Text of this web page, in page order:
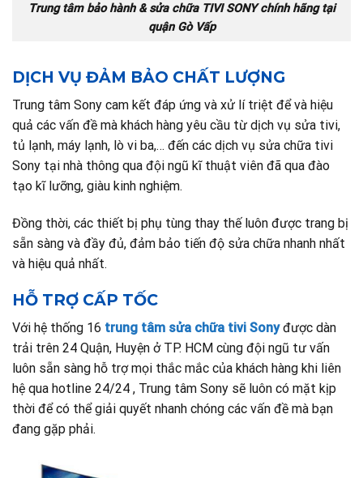
Trung tâm bảo hành & sửa chữa TIVI SONY chính hãng tại
quận Gò Vấp
DỊCH VỤ ĐẢM BẢO CHẤT LƯỢNG
Trung tâm Sony cam kết đáp ứng và xử lí triệt để và hiệu
quả các vấn đề mà khách hàng yêu cầu từ dịch vụ sửa tivi,
tủ lạnh, máy lạnh, lò vi ba,… đến các dịch vụ sửa chữa tivi
Sony tại nhà thông qua đội ngũ kĩ thuật viên đã qua đào
tạo kĩ lưỡng, giàu kinh nghiệm.
Đồng thời, các thiết bị phụ tùng thay thế luôn được trang bị
sẵn sàng và đầy đủ, đảm bảo tiến độ sửa chữa nhanh nhất
và hiệu quả nhất.
HỖ TRỢ CẤP TỐC
Với hệ thống 16 trung tâm sửa chữa tivi Sonyđược dàn
trải trên 24 Quận, Huyện ở TP. HCM cùng đội ngũ tư vấn
luôn sẵn sàng hỗ trợ mọi thắc mắc của khách hàng khi liên
hệ qua hotline 24/24 , Trung tâm Sony sẽ luôn có mặt kịp
thời để có thể giải quyết nhanh chóng các vấn đề mà bạn
đang gặp phải.